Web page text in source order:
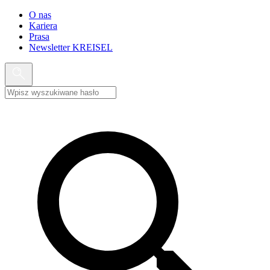
O nas
Kariera
Prasa
Newsletter KREISEL